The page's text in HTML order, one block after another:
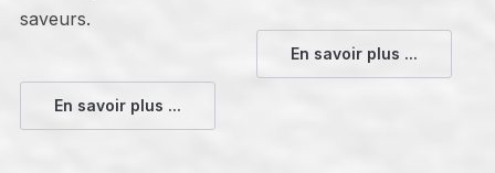
saveurs.
En savoir plus ...
En savoir plus ...